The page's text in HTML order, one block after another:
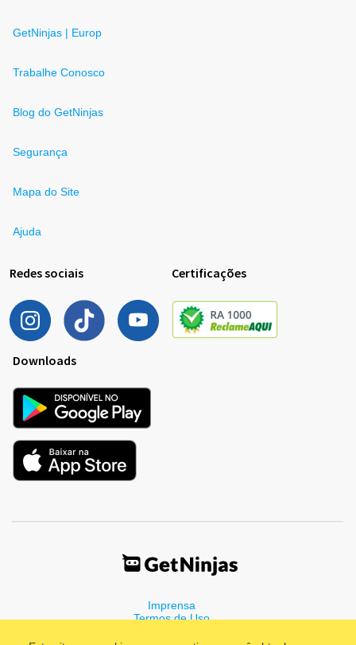
GetNinjas | Europ
Trabalhe Conosco
Blog do GetNinjas
Segurança
Mapa do Site
Ajuda
Redes sociais Certificações
Downloads
Imprensa
Termos de Uso